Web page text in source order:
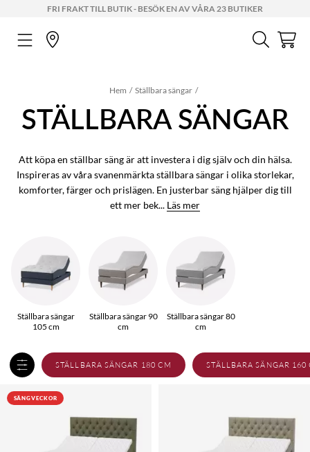
FRI FRAKT TILL BUTIK - BESÖK EN AV VÅRA 23 BUTIKER
Hem Ställbara sängar
STÄLLBARA SÄNGAR
Att köpa en ställbar säng är att investera i dig själv och din hälsa.
Inspireras av våra svanenmärkta ställbara sängar i olika storlekar,
komforter, färger och prislägen. En justerbar säng hjälper dig till
ett mer bek... Läs mer
Ställbara sängar
105 cm
Ställbara sängar 90
cm
Ställbara sängar 80
cm
STÄLLBARA SÄNGAR 180 CM STÄLLBARA SÄNGAR 160
SÄNGVECKOR